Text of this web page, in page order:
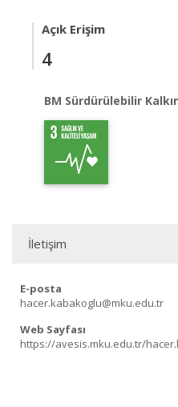
Açık Erişim
4
BM Sürdürülebilir
İletişim
E-posta
hacer.kabakoglu@mku.edu.tr
Web Sayfası
https://avesis.mku.edu.tr/